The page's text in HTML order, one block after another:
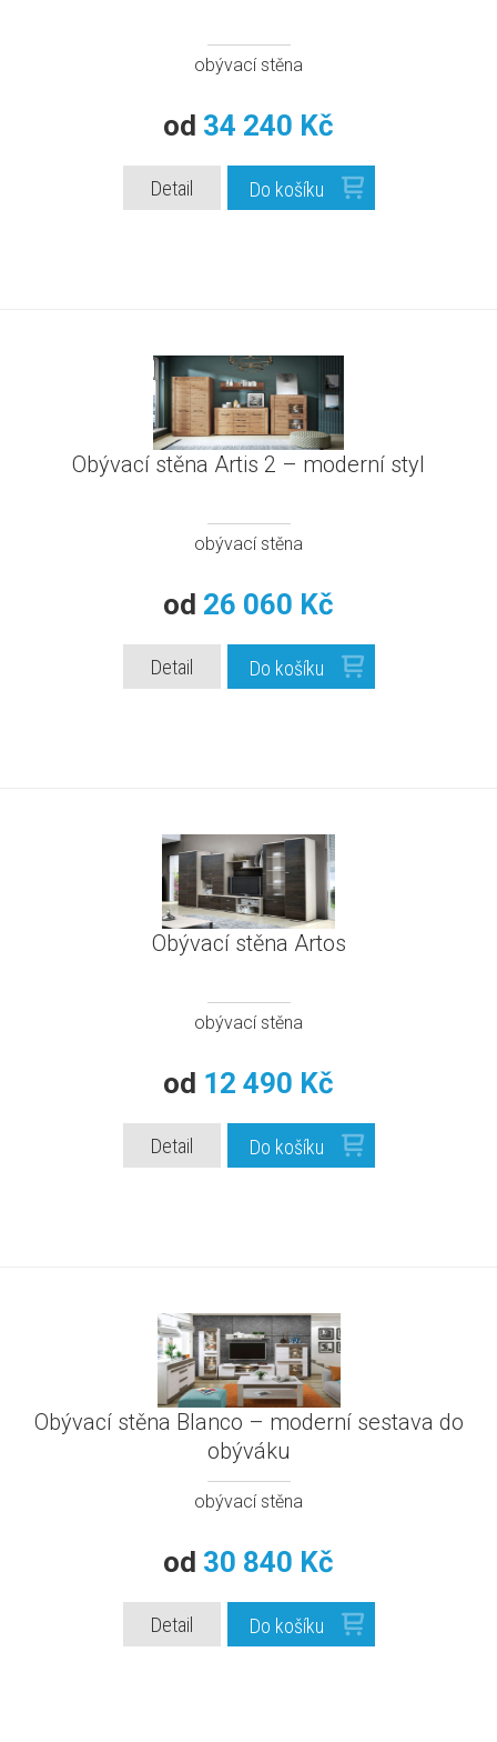
obývací stěna
od 34 240 Kč
Detail Do košíku
Obývací stěna Artis 2 – moderní styl
obývací stěna
od 26 060 Kč
Detail Do košíku
Obývací stěna Artos
obývací stěna
od 12 490 Kč
Detail Do košíku
Obývací stěna Blanco – moderní sestava do
obýváku
obývací stěna
od 30 840 Kč
Detail Do košíku